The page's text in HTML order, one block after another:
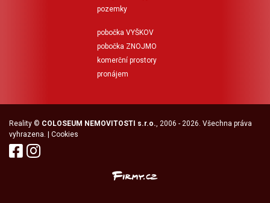
pozemky
pobočka VYŠKOV
pobočka ZNOJMO
komerční prostory
pronájem
Reality © COLOSEUM NEMOVITOSTI s.r.o. , 2006 - 2026. Všechna práva
vyhrazena. | Cookies